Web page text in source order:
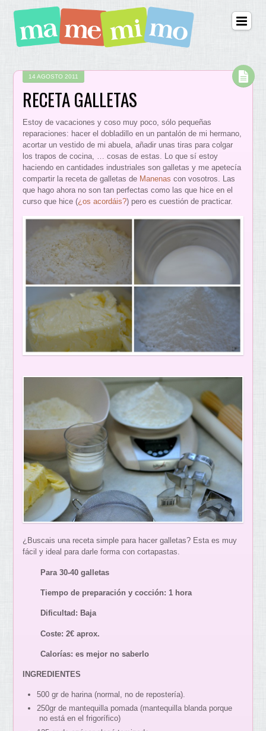
14 AGOSTO 2011
RECETA GALLETAS
Estoy de vacaciones y coso muy poco, sólo pequeñas
reparaciones: hacer el dobladillo en un pantalón de mi hermano,
acortar un vestido de mi abuela, añadir unas tiras para colgar
los trapos de cocina, … cosas de estas. Lo que sí estoy
haciendo en cantidades industriales son galletas y me apetecía
compartir la receta de galletas de Manenas con vosotros. Las
que hago ahora no son tan perfectas como las que hice en el
curso que hice (¿os acordáis?) pero es cuestión de practicar.
¿Buscais una receta simple para hacer galletas? Esta es muy
fácil y ideal para darle forma con cortapastas.
Para 30-40 galletas
Tiempo de preparación y cocción: 1 hora
Dificultad: Baja
Coste: 2€ aprox.
Calorías: es mejor no saberlo
INGREDIENTES
500 gr de harina (normal, no de repostería).
250gr de mantequilla pomada (mantequilla blanda porque
no está en el frigorífico)